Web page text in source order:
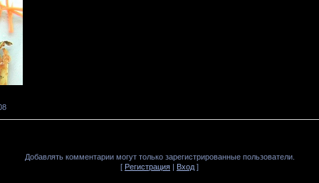
Добавлять комментарии могут только зарегистрированные пользователи.
[ Регистрация | Вход ]